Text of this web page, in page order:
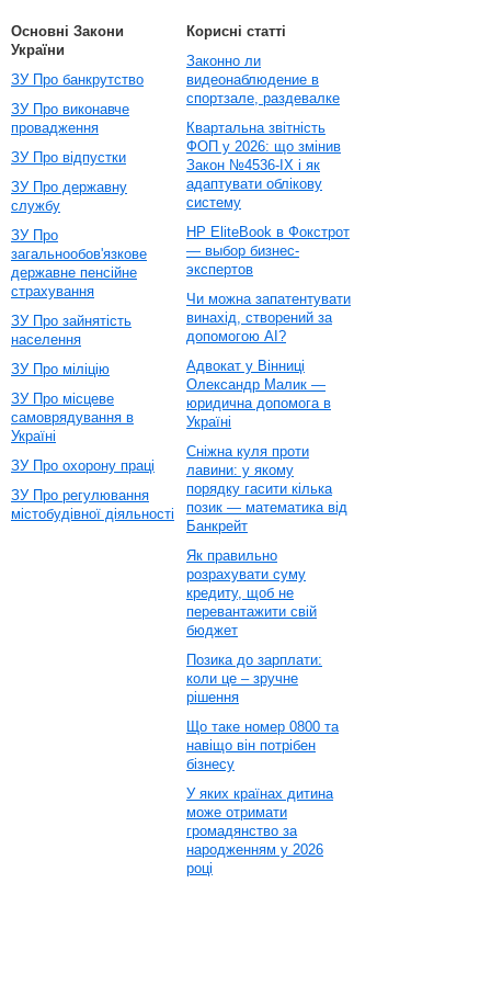
Основні Закони
України
ЗУ Про банкрутство
ЗУ Про виконавче
провадження
ЗУ Про відпустки
ЗУ Про державну
службу
ЗУ Про
загальнообов'язкове
державне пенсійне
страхування
ЗУ Про зайнятість
населення
ЗУ Про міліцію
ЗУ Про місцеве
самоврядування в
Україні
ЗУ Про охорону праці
ЗУ Про регулювання
містобудівної діяльності
Корисні статті
Законно ли
видеонаблюдение в
спортзале, раздевалке
Квартальна звітність
ФОП у 2026: що змінив
Закон №4536-IX і як
адаптувати облікову
систему
HP EliteBook в Фокстрот
— выбор бизнес-
экспертов
Чи можна запатентувати
винахід, створений за
допомогою AI?
Адвокат у Вінниці
Олександр Малик —
юридична допомога в
Україні
Сніжна куля проти
лавини: у якому
порядку гасити кілька
позик — математика від
Банкрейт
Як правильно
розрахувати суму
кредиту, щоб не
перевантажити свій
бюджет
Позика до зарплати:
коли це – зручне
рішення
Що таке номер 0800 та
навіщо він потрібен
бізнесу
У яких країнах дитина
може отримати
громадянство за
народженням у 2026
році